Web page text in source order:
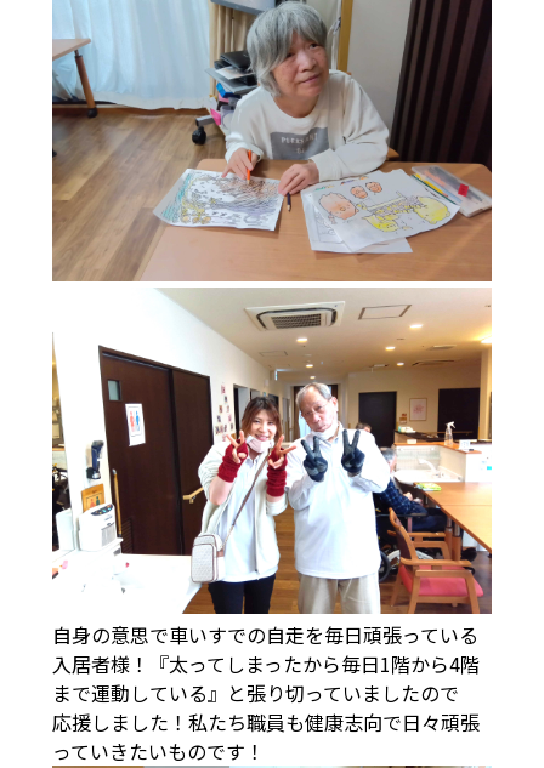
自身の意思で車いすでの自走を毎日頑張っている
入居者様！『太ってしまったから毎日1階から4階
まで運動している』と張り切っていましたので
応援しました！私たち職員も健康志向で日々頑張
っていきたいものです！